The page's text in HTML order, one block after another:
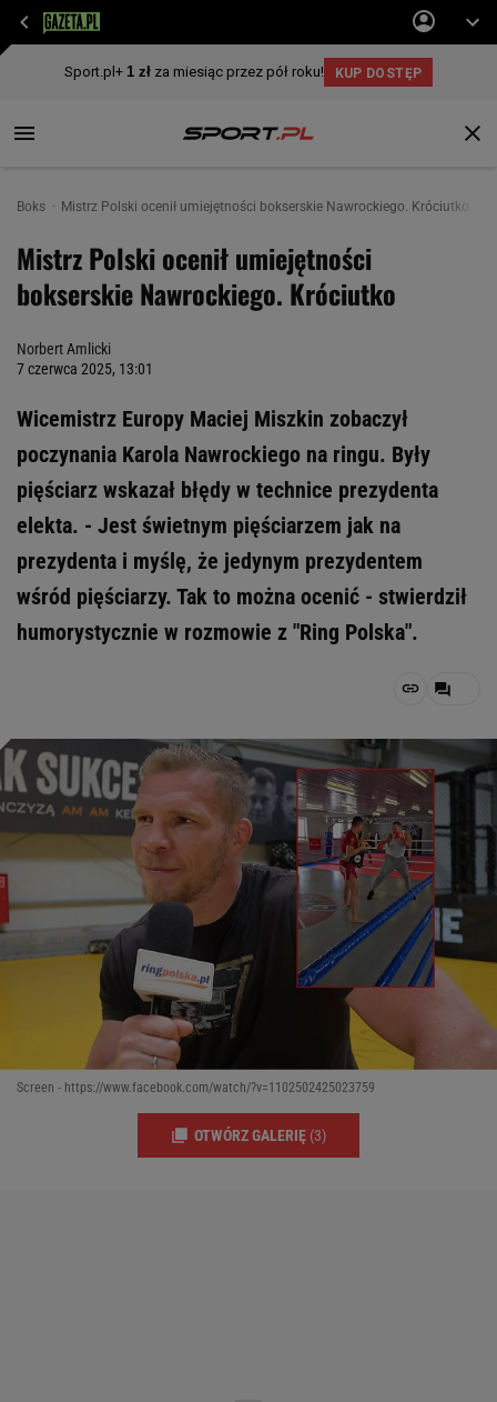
Boks Mistrz Polski ocenił umiejętności bokserskie Nawrockiego. Króciutko
Mistrz Polski ocenił umiejętności
bokserskie Nawrockiego. Króciutko
Norbert Amlicki
7 czerwca 2025, 13:01
Wicemistrz Europy Maciej Miszkin zobaczył
poczynania Karola Nawrockiego na ringu. Były
pięściarz wskazał błędy w technice prezydenta
elekta. - Jest świetnym pięściarzem jak na
prezydenta i myślę, że jedynym prezydentem
wśród pięściarzy. Tak to można ocenić - stwierdził
humorystycznie w rozmowie z "Ring Polska".
Screen - https://www.facebook.com/watch/?v=1102502425023759
OTWÓRZ GALERIĘ (3)